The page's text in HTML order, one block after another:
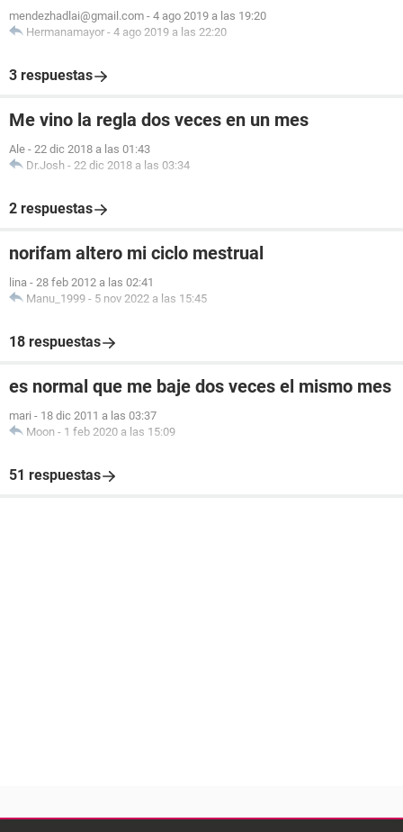
mendezhadlai@gmail.com - 4 ago 2019 a las 19:20
Hermanamayor - 4 ago 2019 a las 22:20
3 respuestas
Me vino la regla dos veces en un mes
Ale - 22 dic 2018 a las 01:43
Dr.Josh - 22 dic 2018 a las 03:34
2 respuestas
norifam altero mi ciclo mestrual
lina - 28 feb 2012 a las 02:41
Manu_1999 - 5 nov 2022 a las 15:45
18 respuestas
es normal que me baje dos veces el mismo mes
mari - 18 dic 2011 a las 03:37
Moon - 1 feb 2020 a las 15:09
51 respuestas